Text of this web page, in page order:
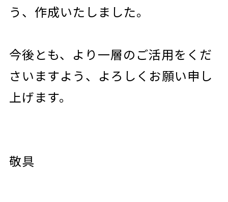
う、作成いたしました。
今後とも、より一層のご活用をくだ
さいますよう、よろしくお願い申し
上げます。
敬具